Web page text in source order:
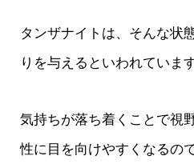
タンザナイトは、そんな状
りを与えるといわれています
気持ちが落ち着くことで視
性に目を向けやすくなるので